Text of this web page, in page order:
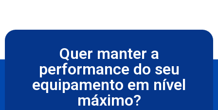
Quer manter a
performance do seu
equipamento em nível
máximo?